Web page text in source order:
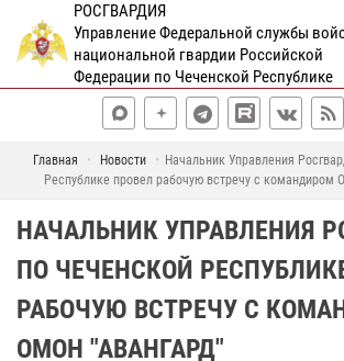
РОСГВАРДИЯ
Управление Федеральной службы
национальной гвардии Российской
Федерации по Чеченской Республике
Главная Новости
Начальник Управления
Республике провел рабочую встречу с командиром
НАЧАЛЬНИК УПРАВЛЕНИЯ
ПО ЧЕЧЕНСКОЙ
РАБОЧУЮ ВСТРЕЧУ С
ОМОН "АВАНГАРД"